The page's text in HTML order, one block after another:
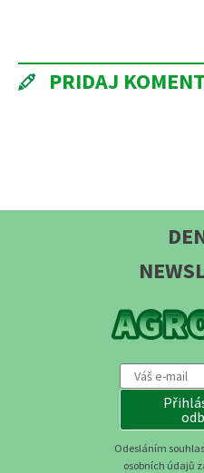
PRIDAJ
Odesláním
osobních údajů